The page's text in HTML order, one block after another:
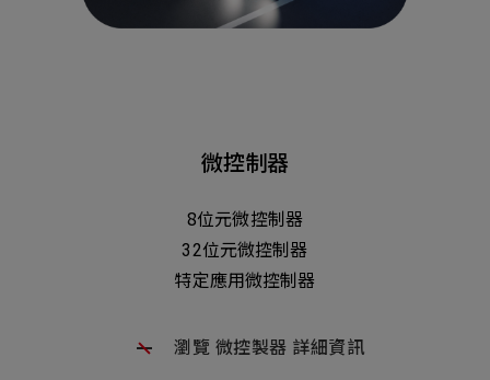
微控制器
8位元微控制器
32位元微控制器
特定應用微控制器
瀏覽 微控製器 詳細資訊